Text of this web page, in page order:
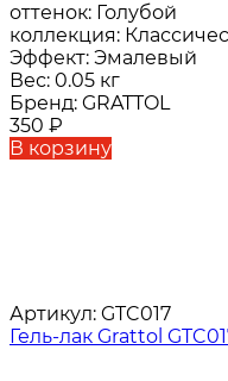
оттенок: Голубой
коллекция:
Эффект: Эмалевый
Вес: 0.05 кг
Бренд: GRATTOL
350 ₽
В корзину
Артикул: GTC017
Гель-лак Grattol